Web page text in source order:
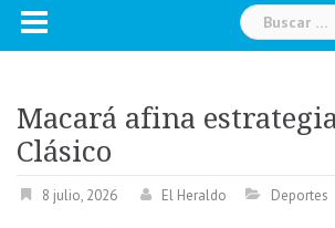
Buscar:
Macará afina
Clásico
8 julio, 2026 El Heraldo Deportes